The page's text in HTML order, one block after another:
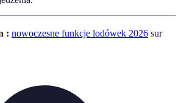
: nowoczesne funkcje lodówek 2026 sur